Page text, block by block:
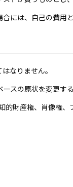
には、自己の費用
なりません。
ースの原状を変更す
的財産権、肖像権